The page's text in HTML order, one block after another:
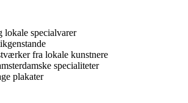
lokale specialvarer
fra lokale kunstnere
specialiteter
plakater